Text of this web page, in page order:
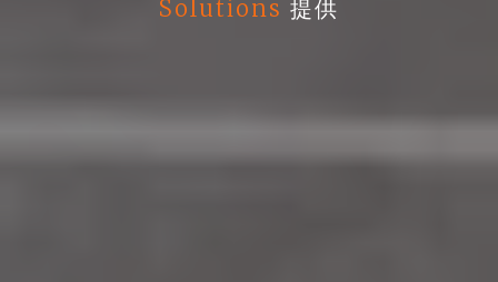
Solutions 提供